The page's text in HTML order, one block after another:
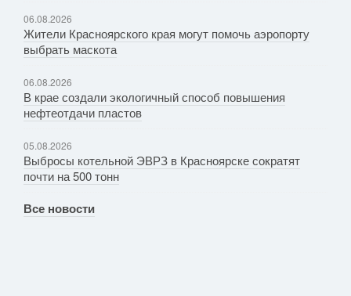
06.08.2026
Жители Красноярского края могут помочь аэропорту
выбрать маскота
06.08.2026
В крае создали экологичный способ повышения
нефтеотдачи пластов
05.08.2026
Выбросы котельной ЭВРЗ в Красноярске сократят
почти на 500 тонн
Все новости